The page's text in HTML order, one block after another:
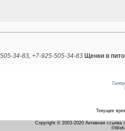
34-83, +7-925-505-34-83 Щенки в
Текущее
Copyright © 2003-2020 Активная ссылка